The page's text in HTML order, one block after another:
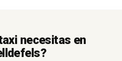
necesitas en